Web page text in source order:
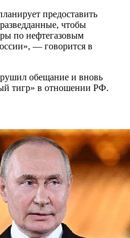
предоставить
чтобы
по нефтегазовым
— говорится в
обещание и вновь
тигр» в отношении РФ.